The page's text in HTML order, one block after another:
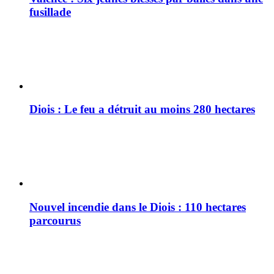
fusillade
Diois : Le feu a détruit au moins 280 hectares
Nouvel incendie dans le Diois : 110 hectares
parcourus